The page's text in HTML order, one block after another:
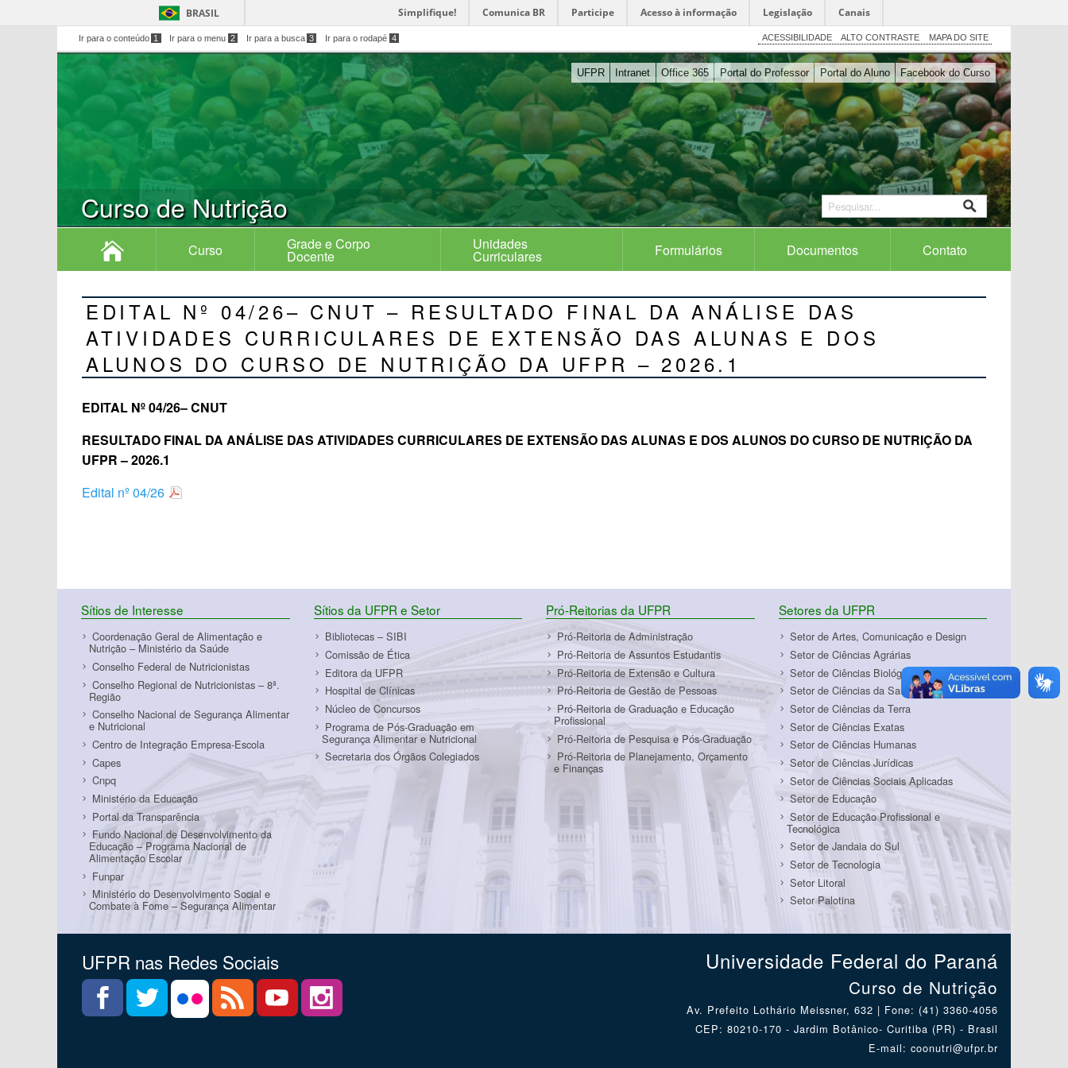
BRASIL Simplifique! Comunica BR Participe Acesso à informação Legislação Canais
Ir para o conteúdo 1 Ir para o menu 2 Ir para a busca 3 Ir para o rodapé 4 ACESSIBILIDADE ALTO CONTRASTE MAPA DO SITE
UFPR Intranet Office 365 Portal do Professor Portal do Aluno Facebook do Curso
Curso de Nutrição
Curso Grade e Corpo
Docente
Unidades
Curriculares Formulários Documentos Contato
EDITAL Nº 04/26– CNUT – RESULTADO FINAL DA ANÁLISE DAS
ATIVIDADES CURRICULARES DE EXTENSÃO DAS ALUNAS E DOS
ALUNOS DO CURSO DE NUTRIÇÃO DA UFPR – 2026.1
EDITAL Nº 04/26– CNUT
RESULTADO FINAL DA ANÁLISE DAS ATIVIDADES CURRICULARES DE EXTENSÃO DAS ALUNAS E DOS ALUNOS DO CURSO DE NUTRIÇÃO DA
UFPR – 2026.1
Edital nº 04/26
Sítios de Interesse
Coordenação Geral de Alimentação e
Nutrição – Ministério da Saúde
Conselho Federal de Nutricionistas
Conselho Regional de Nutricionistas – 8ª.
Região
Conselho Nacional de Segurança Alimentar
e Nutricional
Centro de Integração Empresa-Escola
Capes
Cnpq
Ministério da Educação
Portal da Transparência
Fundo Nacional de Desenvolvimento da
Educação – Programa Nacional de
Alimentação Escolar
Funpar
Ministério do Desenvolvimento Social e
Combate à Fome – Segurança Alimentar
Sítios da UFPR e Setor
Bibliotecas – SIBI
Comissão de Ética
Editora da UFPR
Hospital de Clínicas
Núcleo de Concursos
Programa de Pós-Graduação em
Segurança Alimentar e Nutricional
Secretaria dos Órgãos Colegiados
Pró-Reitorias da UFPR
Pró-Reitoria de Administração
Pró-Reitoria de Assuntos Estudantis
Pró-Reitoria de Extensão e Cultura
Pró-Reitoria de Gestão de Pessoas
Pró-Reitoria de Graduação e Educação
Profissional
Pró-Reitoria de Pesquisa e Pós-Graduação
Pró-Reitoria de Planejamento, Orçamento
e Finanças
Setores da UFPR
Setor de Artes, Comunicação e Design
Setor de Ciências Agrárias
Setor de Ciências Biológicas
Setor de Ciências da Saúde
Setor de Ciências da Terra
Setor de Ciências Exatas
Setor de Ciências Humanas
Setor de Ciências Jurídicas
Setor de Ciências Sociais Aplicadas
Setor de Educação
Setor de Educação Profissional e
Tecnológica
Setor de Jandaia do Sul
Setor de Tecnologia
Setor Litoral
Setor Palotina
UFPR nas Redes Sociais Universidade Federal do Paraná
Curso de Nutrição
Av. Prefeito Lothário Meissner, 632 | Fone: (41) 3360-4056
CEP: 80210-170 - Jardim Botânico- Curitiba (PR) - Brasil
E-mail: coonutri@ufpr.br